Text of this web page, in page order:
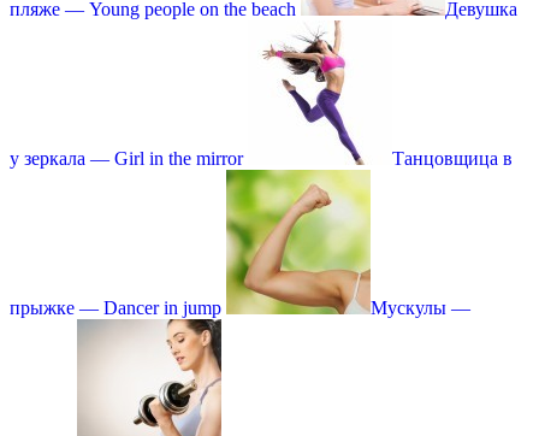
пляже — Young people on the beach Девушка
у зеркала — Girl in the mirror Танцовщица в
прыжке — Dancer in jump Мускулы —